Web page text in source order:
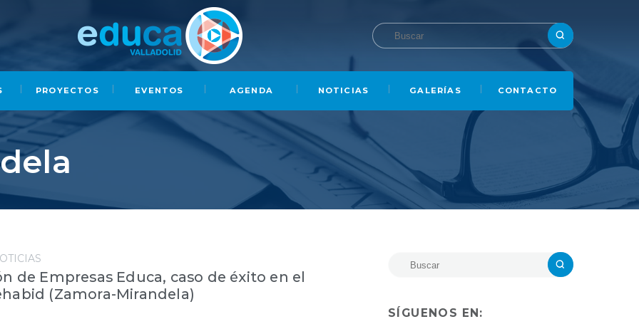
PROYECTOS EVENTOS AGENDA NOTICIAS GALERÍAS CONTACTO
de Empresas Educa, caso de éxito en el
(Zamora-Mirandela)
SÍGUENOS EN: